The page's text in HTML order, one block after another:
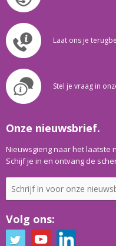
Laat ons je
Stel je vraag in
Onze nieuwsbrief.
Nieuwsgierig naar het laatste
Schijf je in en ontvang de
Volg ons: